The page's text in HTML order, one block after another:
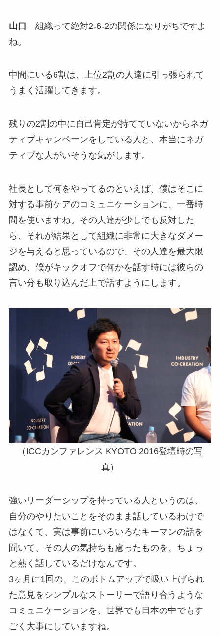
山口 組織って絶対2-6-2の関係になりがちですよ
ね。
中間にいる6割は、上位2割の人達に引っ張られて
うまく活躍してきます。
残りの2割の中に自己肯定が持てていないからネガ
ティブキャンペーンをしている人と、本当にネガ
ティブな人がいそうな気がします。
社長として何をやってるのといえば、僕はそこに
対する事前ケアのコミュニケーションに、一番時
間を使いますね。その人達が少しでも反対した
ら、それが結果として組織に非常に大きなダメー
ジを与えると思っているので、その人達を最大限
認め、僕がキックオフで何かを話す時には彼らの
言い分も取り込んだ上で話すようにします。
（ICCカンファレンス KYOTO 2016登壇時の写
真）
強いリーダーシップを持っている人というのは、
自分のやりたいことをそのまま話しているわけで
はなくて、実は事前にいろいろなキーマンの話を
聞いて、その人の気持ちも慮ったものを、ちょっ
と熱く話しているだけなんです。
3ヶ月に1回の、このボトムアップで吸い上げられ
た意見をシンプルなストーリーで語り合うような
コミュニケーションを、世界でも日本の中でもす
ごく大事にしていますね。